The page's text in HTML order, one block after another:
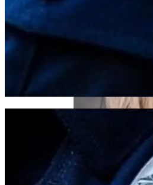
Военные